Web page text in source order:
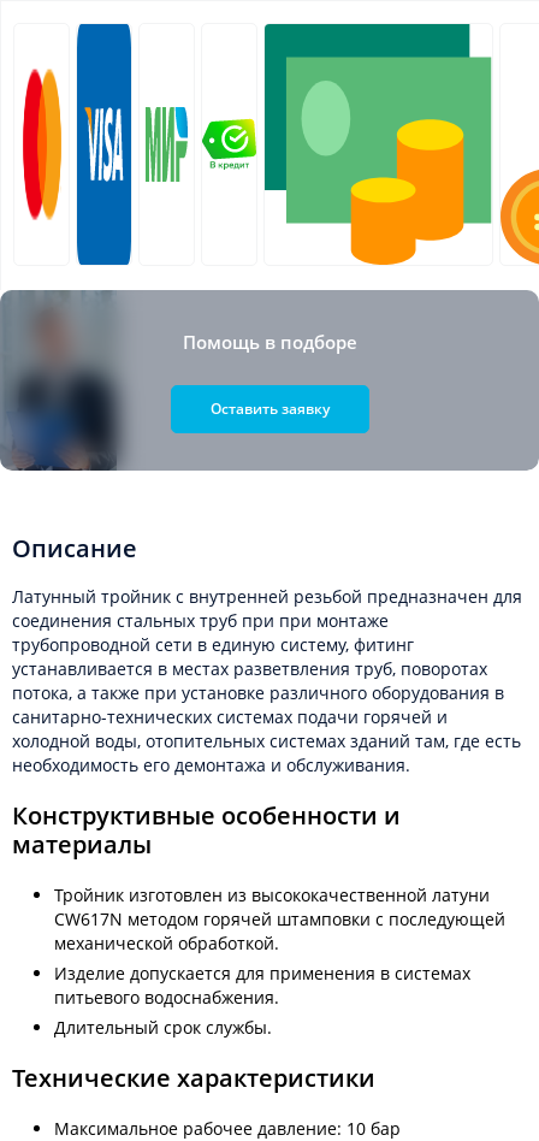
Помощь в подборе
Оставить заявку
Описание
Латунный тройник с внутренней резьбой предназначен для
соединения стальных труб при при монтаже
трубопроводной сети в единую систему, фитинг
устанавливается в местах разветвления труб, поворотах
потока, а также при установке различного оборудования в
санитарно-технических системах подачи горячей и
холодной воды, отопительных системах зданий там, где есть
необходимость его демонтажа и обслуживания.
Конструктивные особенности и
материалы
Тройник изготовлен из высококачественной латуни
CW617N методом горячей штамповки с последующей
механической обработкой.
Изделие допускается для применения в системах
питьевого водоснабжения.
Длительный срок службы.
Технические характеристики
Максимальное рабочее давление: 10 бар